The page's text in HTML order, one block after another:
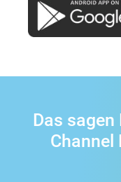
Das sagen
Channel